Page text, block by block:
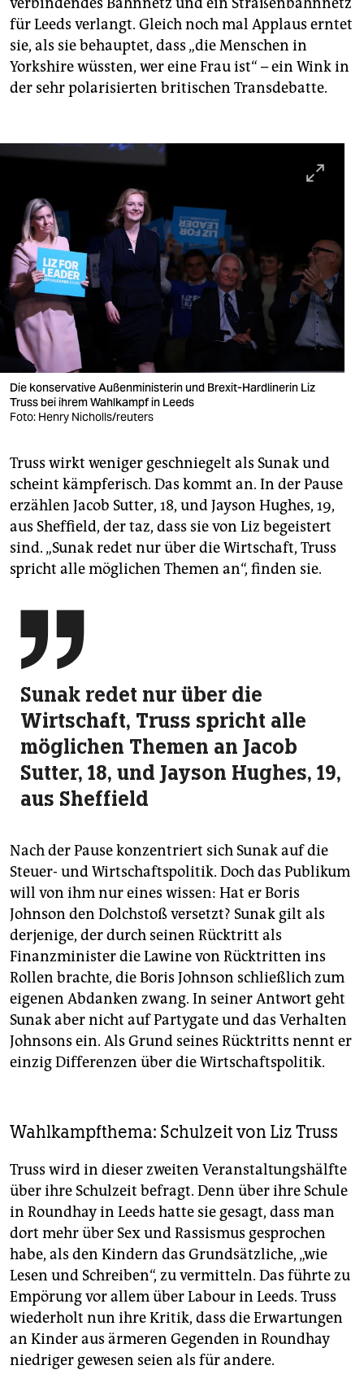
für Leeds verlangt. Gleich noch mal Applaus erntet
sie, als sie behauptet, dass „die Menschen in
Yorkshire wüssten, wer eine Frau ist“ – ein Wink in
der sehr polarisierten britischen Transdebatte.
Die konserva­tive Außen­ministerin und Brexit-Hardlinerin Liz
Truss bei ihrem Wahlkampf in Leeds
Foto: Henry Nicholls/reuters
Truss wirkt weniger geschniegelt als Sunak und
scheint kämpferisch. Das kommt an. In der Pause
erzählen Jacob Sutter, 18, und Jayson Hughes, 19,
aus Sheffield, der taz, dass sie von Liz begeistert
sind. „Sunak redet nur über die Wirtschaft, Truss
spricht alle möglichen Themen an“, finden sie.

Sunak redet nur über die
Wirtschaft, Truss spricht alle
möglichen Themen an Jacob
Sutter, 18, und Jayson Hughes, 19,
aus Sheffield
Nach der Pause konzentriert sich Sunak auf die
Steuer- und Wirtschaftspolitik. Doch das Publikum
will von ihm nur eines wissen: Hat er Boris
Johnson den Dolchstoß versetzt? Sunak gilt als
derjenige, der durch seinen Rücktritt als
Finanzminister die Lawine von Rücktritten ins
Rollen brachte, die Boris Johnson schließlich zum
eigenen Abdanken zwang. In seiner Antwort geht
Sunak aber nicht auf Partygate und das Verhalten
Johnsons ein. Als Grund seines Rücktritts nennt er
einzig Differenzen über die Wirtschaftspolitik.
Wahlkampfthema: Schulzeit von Liz Truss
Truss wird in dieser zweiten Veranstaltungshälfte
über ihre Schulzeit befragt. Denn über ihre Schule
in Roundhay in Leeds hatte sie gesagt, dass man
dort mehr über Sex und Rassismus gesprochen
habe, als den Kindern das Grundsätzliche, „wie
Lesen und Schreiben“, zu vermitteln. Das führte zu
Empörung vor allem über Labour in Leeds. Truss
wiederholt nun ihre Kritik, dass die Erwartungen
an Kinder aus ärmeren Gegenden in Roundhay
niedriger gewesen seien als für andere.